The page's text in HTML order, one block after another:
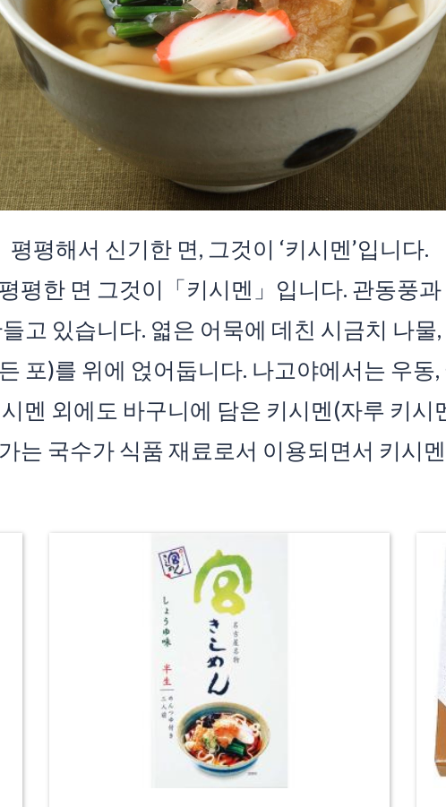
평평해서 신기한 면, 그것이 ‘키시멘’입니다.
평한 면 그것이「키시멘」입니다. 관동풍
고 있습니다. 엷은 어묵에 데친 시금치 나
포)를 위에 얹어둡니다. 나고야에서는 우동
멘 외에도 바구니에 담은 키시멘(자루 키시
는 국수가 식품 재료로서 이용되면서 키시